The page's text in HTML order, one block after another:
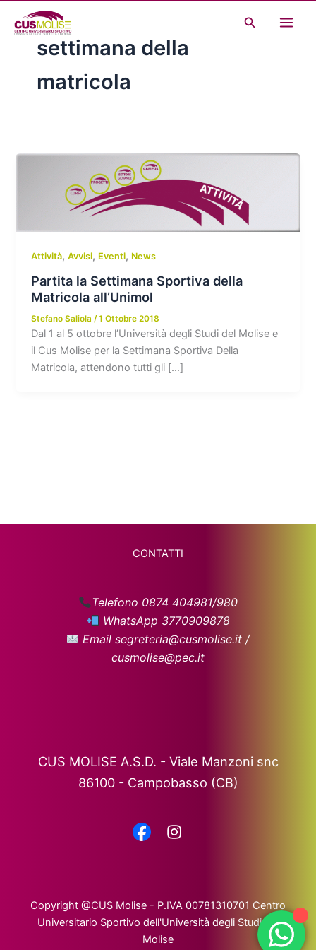
contenuto
Cerca
settimana della
matricola
Attività,Avvisi, Eventi, News
Partita la Settimana Sportiva della
Matricola all’Unimol
Stefano Saliola/1 Ottobre 2018
Dal 1 al 5 ottobre l’Università degli Studi del Molise e
il Cus Molise per la Settimana Sportiva Della
Matricola, attendono tutti gli […]
CONTATTI
Telefono 0874 404981/980
WhatsApp 3770909878
Email segreteria@cusmolise.it /
cusmolise@pec.it
CUS MOLISE A.S.D. - Viale Manzoni snc
86100 - Campobasso (CB)
Copyright @CUS Molise - P.IVA 00781310701 Centro
Universitario Sportivo dell'Università degli Studi del
Molise